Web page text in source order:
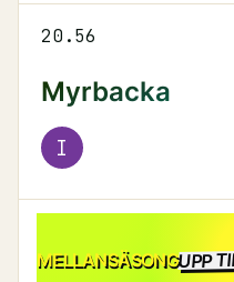
20.56
Myrbacka
I
MELLANSÄSONGUPP